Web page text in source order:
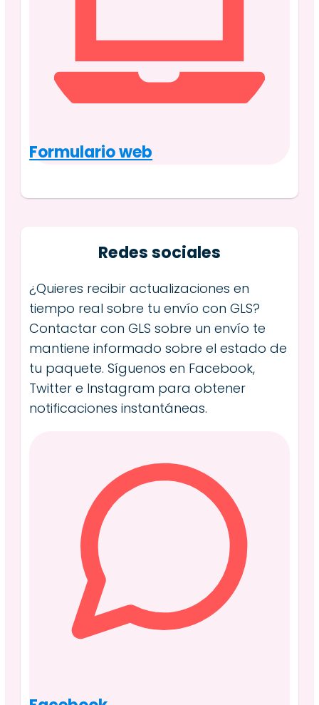
Formulario web
Redes sociales
¿Quieres recibir actualizaciones en
tiempo real sobre tu envío con GLS?
Contactar con GLS sobre un envío te
mantiene informado sobre el estado de
tu paquete. Síguenos en Facebook,
Twitter e Instagram para obtener
notificaciones instantáneas.